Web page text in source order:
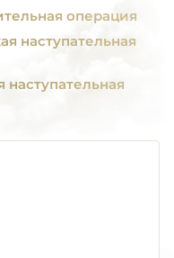
операция
наступательная